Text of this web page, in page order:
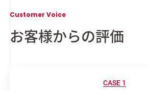
Customer Voice
お客様からの評価